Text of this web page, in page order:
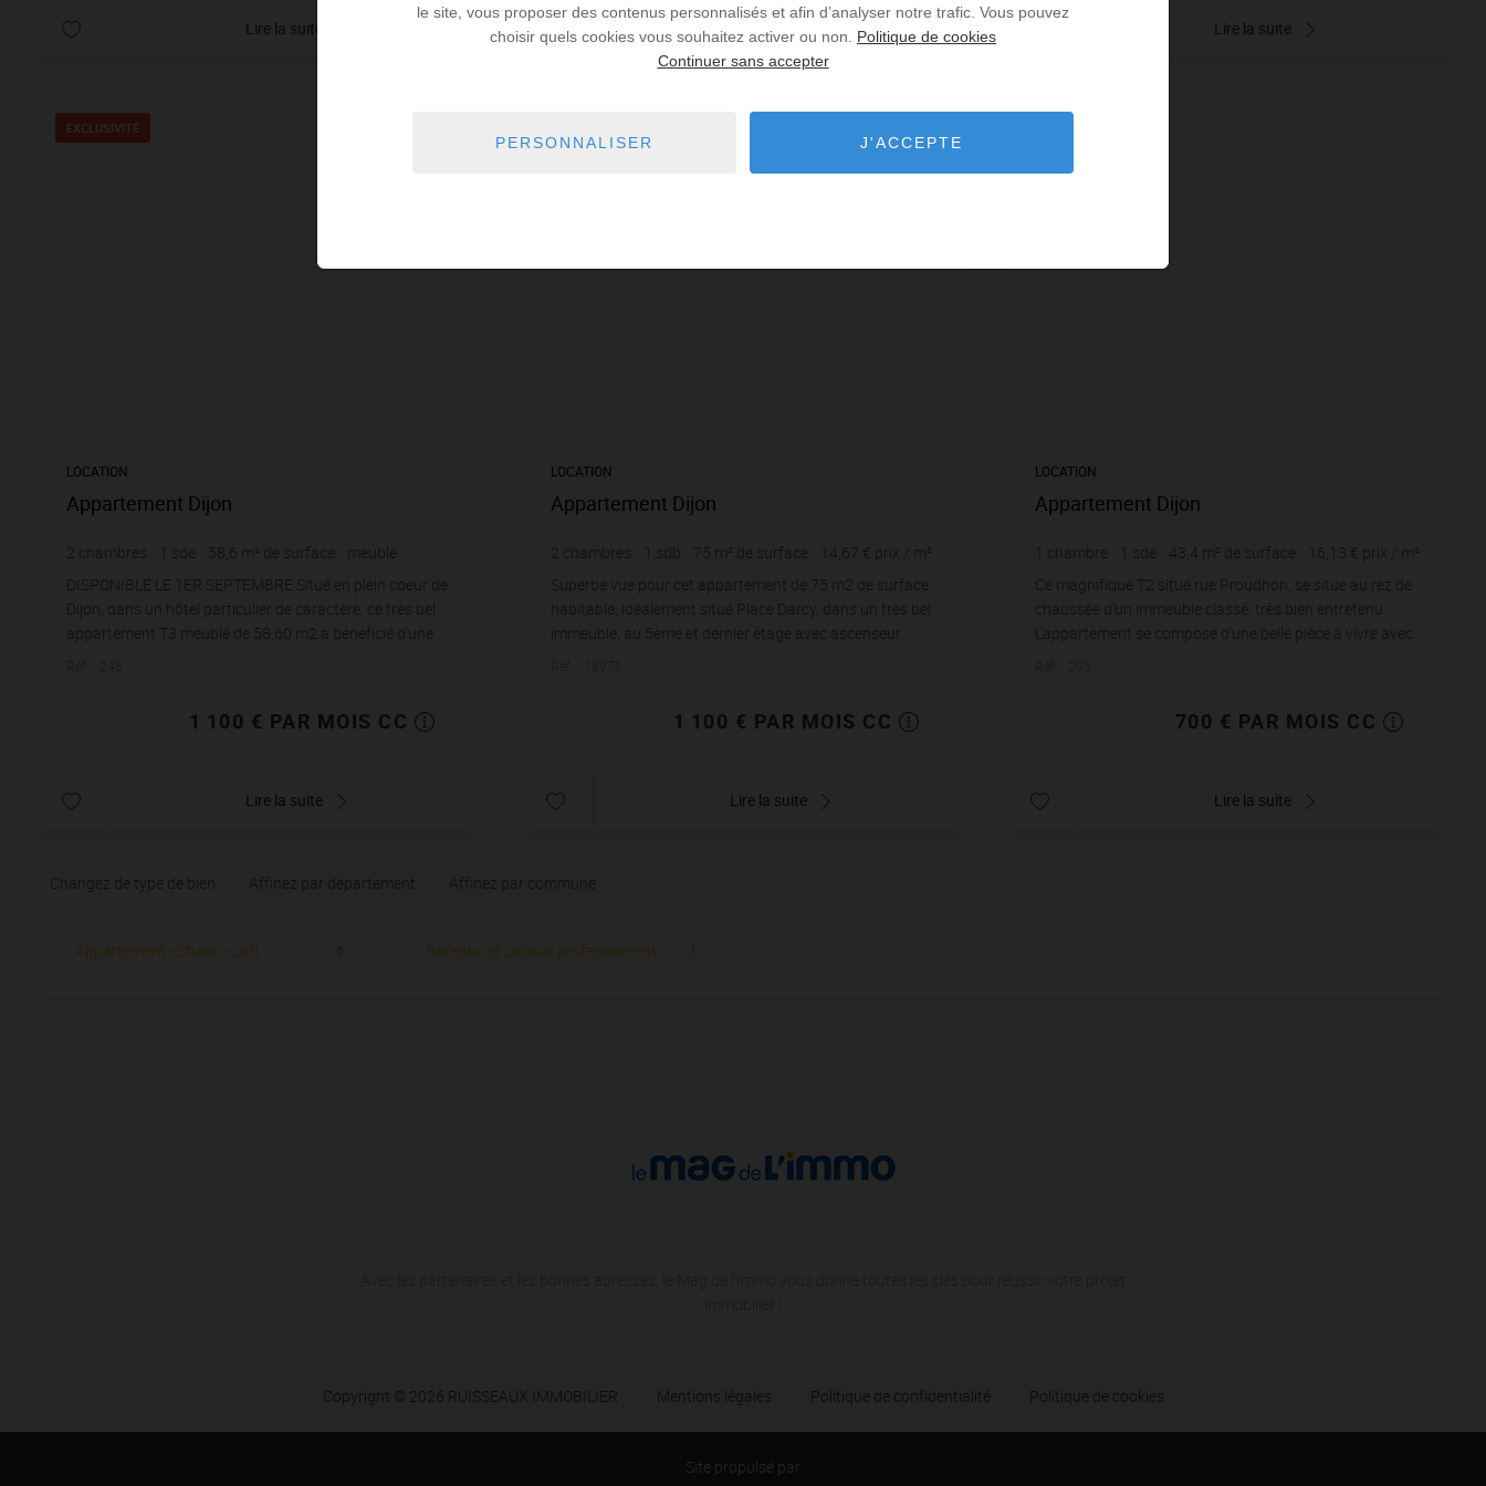
Lire la suite Lire la suite Lire la suite
EXCLUSIVITÉ
LOCATION
Appartement Dijon
2 chambres sde 58,6 m² de surface
meublé
18,77 €
prix / m²
DISPONIBLE LE 1ER SEPTEMBRE Situé en plein coeur de
Dijon, dans un hôtel particulier de caractère, ce très bel
appartement T3 meublé de 58,60 m2 a bénéficié d'une
1 100 € PAR MOIS CC
Lire la suite
LOCATION
Appartement Dijon
2 chambres sdb 75 m² de surface 14,67 € prix / m²
Superbe vue pour cet appartement de 75 m2 de surface
habitable, idéalement situé Place Darcy, dans un très bel
immeuble, au 5ème et dernier étage avec ascenseur.
1 100 € PAR MOIS CC
Lire la suite
LOCATION
Appartement Dijon
chambre sde 43,4 m² de surface 16,13 € prix / m²
Ce magnifique T2 situé rue Proudhon, se situe au rez de
chaussée d'un immeuble classé, très bien entretenu.
L'appartement se compose d'une belle pièce à vivre avec
700 € PAR MOIS CC
Lire la suite
Changez de type de bien Affinez par département Affinez par commune
Appartement - Studio - Loft Bureaux et Locaux professionnels
Copyright © 2026 RUISSEAUX IMMOBILIER Mentions légales Politique de confidentialité Politique de cookies
Site propulsé par
le site, vous proposer des contenus personnalisés et afin d’analyser notre trafic. Vous pouvez
choisir quels cookies vous souhaitez activer ou non. Politique de cookies
Continuer sans accepter
PERSONNALISER J'ACCEPTE